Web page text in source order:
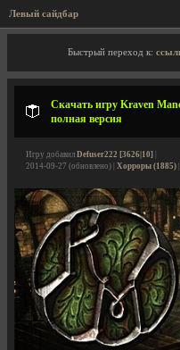
Левый сайдбар Описание игры,
Быстрый переход к:
Скачать игру Kraven
полная версия
Игру добавил Defuser222 [3626|10]
2014-09-27 (обновлено) | Хорроры (1885)